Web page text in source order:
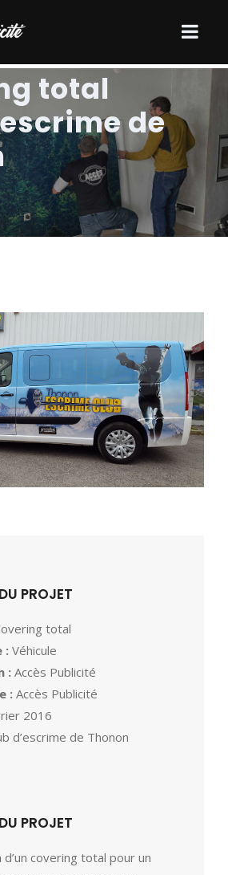
total
de
PROJET
total
: Véhicule
: Accès Publicité
: Accès Publicité
2016
d’escrime de Thonon
PROJET
d’un covering total pour un